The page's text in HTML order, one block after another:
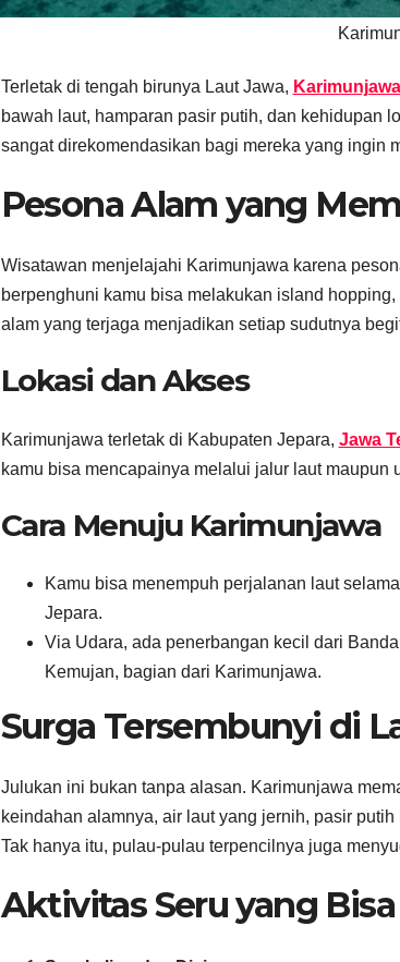
Terletak di tengah birunya Laut Jawa, Karimunjawa
bawah laut, hamparan pasir putih, dan kehidupan
sangat direkomendasikan bagi mereka yang ingin
Pesona Alam yang
Wisatawan menjelajahi Karimunjawa karena
berpenghuni kamu bisa melakukan island
alam yang terjaga menjadikan setiap sudutnya
Lokasi dan Akses
Karimunjawa terletak di Kabupaten Jepara, Jawa
kamu bisa mencapainya melalui jalur laut maupun
Cara Menuju Karimunjawa
Kamu bisa menempuh perjalanan laut
Jepara.
Via Udara, ada penerbangan kecil dari
Kemujan, bagian dari Karimunjawa.
Surga Tersembunyi di
Julukan ini bukan tanpa alasan. Karimunjawa
keindahan alamnya, air laut yang jernih, pasir
Tak hanya itu, pulau-pulau terpencilnya juga
Aktivitas Seru yang